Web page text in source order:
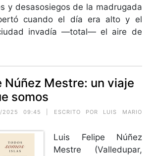
y desasosiegos de la madrugada
cuando el día era alto y el
invadía —to­tal— el aire de
Núñez Mestre: un viaje
somos
2025 09:45 | ESCRITO POR LUIS MARIO
Luis Felipe Núñez
Mestre (Valledupar,